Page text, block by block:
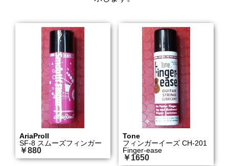
AriaProII
SF-8 スムーズフィンガー
￥880
Tone
フィンガーイーズ CH-201
Finger-ease
￥1650